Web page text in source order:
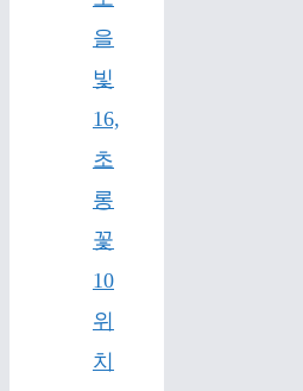
을
빛
16,
초
롱
꽃
10
위
치